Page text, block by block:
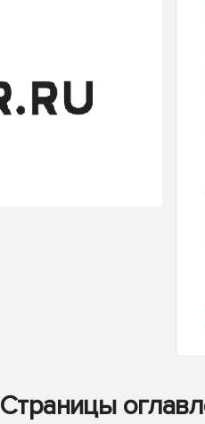
Страницы